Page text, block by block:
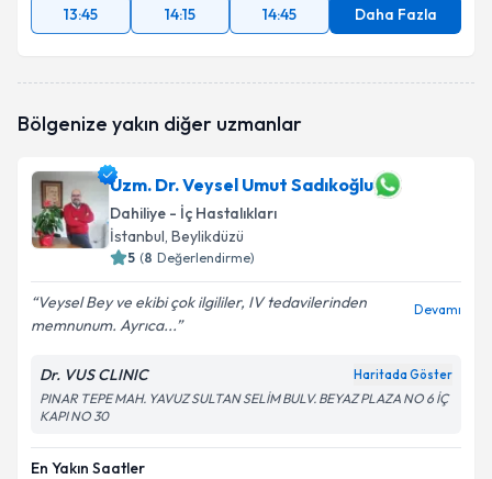
13:45
14:15 14:45 Daha Fazla
Bölgenize yakın diğer uzmanlar
Uzm. Dr. Veysel Umut Sadıkoğlu
Dahiliye - İç Hastalıkları
İstanbul, Beylikdüzü
5 (8 Değerlendirme)
Veysel Bey ve ekibi çok ilgililer, IV tedavilerinden
memnunum. Ayrıca...
Devamı
Dr. VUS CLINIC Haritada Göster
PINAR TEPE MAH. YAVUZ SULTAN SELİM BULV. BEYAZ PLAZA NO 6 İÇ
KAPI NO 30
En Yakın Saatler